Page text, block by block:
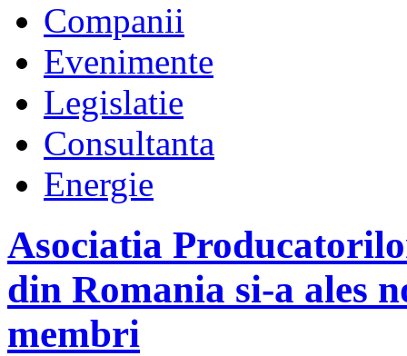
Companii
Evenimente
Legislatie
Consultanta
Energie
Asociatia
din Romania si-a ales
membri